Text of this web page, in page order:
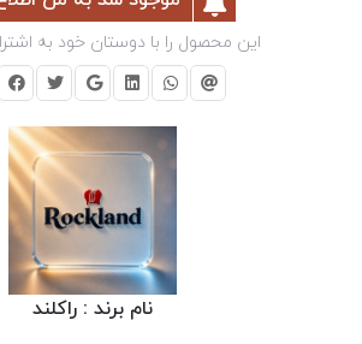
این محصول را با دوستان خود به
نام برند : راکلند